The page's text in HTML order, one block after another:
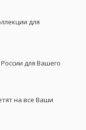
для
для Вашего
на все Ваши